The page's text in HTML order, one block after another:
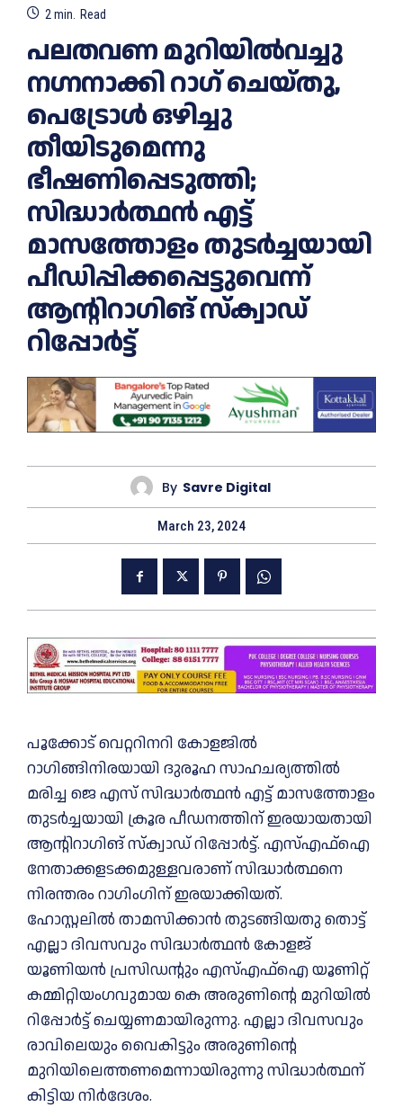
2 min. Read
പലതവണ മുറിയില്‍വച്ചു
നഗ്നനാക്കി റാഗ് ചെയ്തു,
പെട്രോള്‍ ഒഴിച്ചു
തീയിടുമെന്നു
ഭീഷണിപ്പെടുത്തി;
സിദ്ധാര്‍ത്ഥന്‍ എട്ട്
മാസത്തോളം തുടര്‍ച്ചയായി
പീഡിപ്പിക്കപ്പെട്ടുവെന്ന്
ആന്റിറാഗിങ് സ്ക്വാഡ്
റിപ്പോര്‍ട്ട്
By Savre Digital
March 23, 2024
പൂക്കോട് വെറ്ററിനറി കോളജില്‍
റാഗിങ്ങിനിരയായി ദുരൂഹ സാഹചര്യത്തില്‍
മരിച്ച ജെ എസ് സിദ്ധാർത്ഥന്‍ എട്ട് മാസത്തോളം
തുടർച്ചയായി ക്രൂര പീഡനത്തിന് ഇരയായതായി
ആന്റിറാഗിങ് സ്ക്വാഡ് റിപ്പോർട്ട്. എസ്‌എഫ്‌ഐ
നേതാക്കളടക്കമുള്ളവരാണ് സിദ്ധാർത്ഥനെ
നിരന്തരം റാഗിംഗിന് ഇരയാക്കിയത്.
ഹോസ്റ്റലില്‍ താമസിക്കാൻ തുടങ്ങിയതു തൊട്ട്
എല്ലാ ദിവസവും സിദ്ധാർത്ഥൻ കോളജ്
യൂണിയൻ പ്രസിഡന്റും എസ്‌എഫ്‌ഐ യൂണിറ്റ്
കമ്മിറ്റിയംഗവുമായ കെ അരുണിന്റെ മുറിയില്‍
റിപ്പോർട്ട് ചെയ്യണമായിരുന്നു. എല്ലാ ദിവസവും
രാവിലെയും വൈകിട്ടും അരുണിന്റെ
മുറിയിലെത്തണമെന്നായിരുന്നു സിദ്ധാർത്ഥന്
കിട്ടിയ നിർദേശം.